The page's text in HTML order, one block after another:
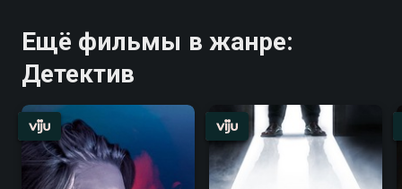
Ещё фильмы в жанре:
Детектив